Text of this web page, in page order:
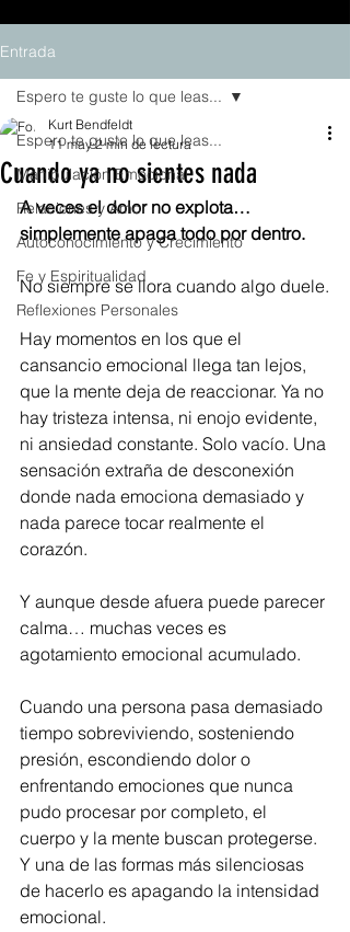
Entrada
Espero te guste lo que leas...
Manipulación Emocional
Relaciones y Amor
Autoconocimiento y Crecimiento
Fe y Espiritualidad
Reflexiones Personales
Espero te guste lo que leas...
Cuando ya no sientes nada
Kurt Bendfeldt
11 may 2 min de lectura
A veces el dolor no explota…
simplemente apaga todo por dentro.
No siempre se llora cuando algo duele.
Hay momentos en los que el
cansancio emocional llega tan lejos,
que la mente deja de reaccionar. Ya no
hay tristeza intensa, ni enojo evidente,
ni ansiedad constante. Solo vacío. Una
sensación extraña de desconexión
donde nada emociona demasiado y
nada parece tocar realmente el
corazón.
Y aunque desde afuera puede parecer
calma… muchas veces es
agotamiento emocional acumulado.
Cuando una persona pasa demasiado
tiempo sobreviviendo, sosteniendo
presión, escondiendo dolor o
enfrentando emociones que nunca
pudo procesar por completo, el
cuerpo y la mente buscan protegerse.
Y una de las formas más silenciosas
de hacerlo es apagando la intensidad
emocional.